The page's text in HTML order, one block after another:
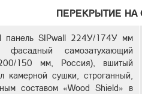
ПЕРЕКРЫТИЕ НА
панель SIPwall 224У/174У мм
самозатухающий
150 мм, Россия), вшитый
камерной сушки, строганный,
составом «Wood Shield» в